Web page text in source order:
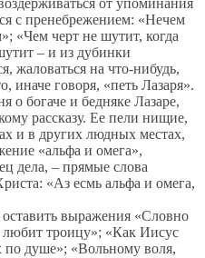
от упоминания
с пренебрежением: «Нечем
«Чем черт не шутит, когда
– и из дубинки
жаловаться на что-нибудь,
иначе говоря, «петь Лазаря».
о богаче и бедняке Лазаре,
рассказу. Ее пели нищие,
и в других людных местах,
«альфа и омега»,
дела, – прямые слова
«Аз есмь альфа и омега,
выражения «Словно
любит троицу»; «Как Иисус
по душе»; «Вольному воля,